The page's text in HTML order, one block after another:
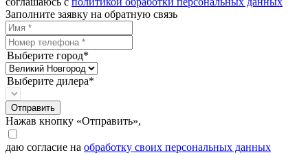
Заполните заявку на обратную связь
Выберите город*
Выберите дилера*
Отправить
Нажав кнопку «Отправить»,
даю согласие на обработку своих персональных данных